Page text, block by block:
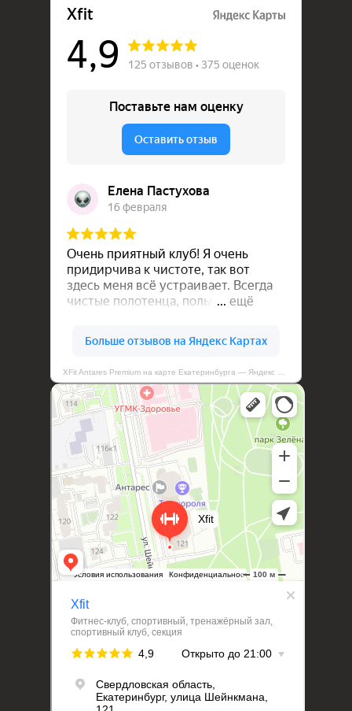
XFit Antares Premium на карте Екатеринбурга — Яндекс Карты
XFit Antares Premium
Фитнес-клуб в Екатеринбурге
Спортивный клуб, секция в Екатеринбурге